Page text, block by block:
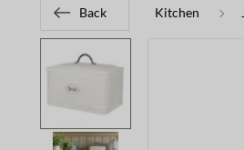
Back Kitchen